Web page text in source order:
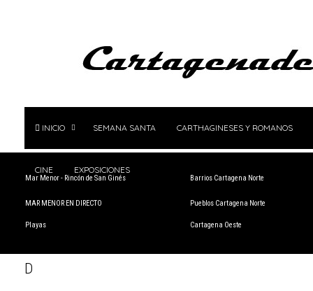
INICIO SEMANA SANTA CARTHAGINESES Y ROMANOS
CINE EXPOSICIONES
Mar Menor - Rincón de San Ginés
MAR MENOR EN DIRECTO
Playas
Barrios Cartagena Norte
Pueblos Cartagena Norte
Cartagena Oeste
D